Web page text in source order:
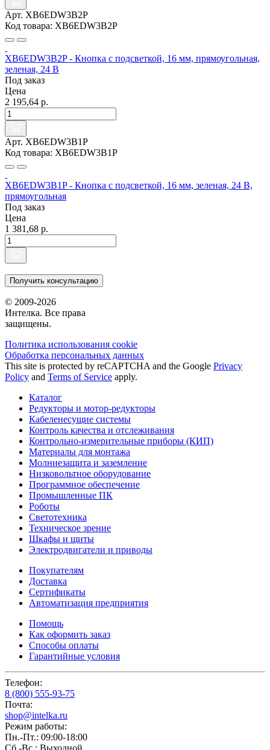
Арт. XB6EDW3B2P
Код товара: XB6EDW3B2P
XB6EDW3B2P - Кнопка с подсветкой, 16 мм, прямоугольная,
зеленая, 24 В
Под заказ
Цена
2 195,64 р.
Арт. XB6EDW3B1P
Код товара: XB6EDW3B1P
XB6EDW3B1P - Кнопка с подсветкой, 16 мм, зеленая, 24 В,
прямоугольная
Под заказ
Цена
1 381,68 р.
Получить консультацию
© 2009-2026
Интелка. Все права
защищены.
Политика использования сookie
Обработка персональных данных
This site is protected by reCAPTCHA and the Google Privacy
Policy and Terms of Service apply.
Каталог
Редукторы и мотор-редукторы
Кабеленесущие системы
Контроль качества и отслеживания
Контрольно-измерительные приборы (КИП)
Материалы для монтажа
Молниезащита и заземление
Низковольтное оборудование
Программное обеспечение
Промышленные ПК
Роботы
Светотехника
Техническое зрение
Шкафы и щиты
Электродвигатели и приводы
Покупателям
Доставка
Сертификаты
Автоматизация предприятия
Помощь
Как оформить заказ
Способы оплаты
Гарантийные условия
Телефон:
8 (800) 555-93-75
Почта:
shop@intelka.ru
Режим работы:
Пн.-Пт.: 09:00-18:00